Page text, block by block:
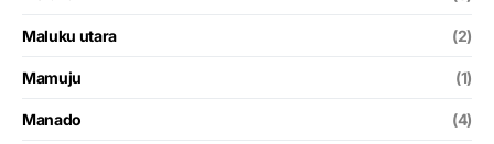
Maluku utara (2)
Mamuju (1)
Manado (4)